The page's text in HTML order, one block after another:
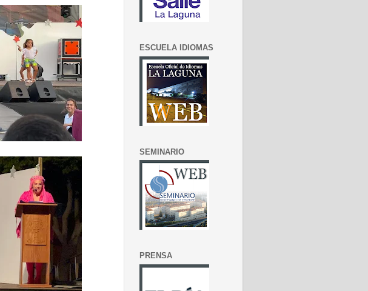
ESCUELA IDIOMAS
SEMINARIO
PRENSA